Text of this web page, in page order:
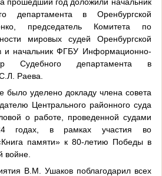
департамента в Оренбургской
председатель Комитета по
мировых судей Оренбургской
и начальник ФГБУ Информационно-
Судебного департамента в
Раева.
было уделено докладу члена совета
Центрального районного суда
о работе, проведенной судами
годах, в рамках участия во
памяти» к 80-летию Победы в
войне.
В.М. Ушаков поблагодарил всех